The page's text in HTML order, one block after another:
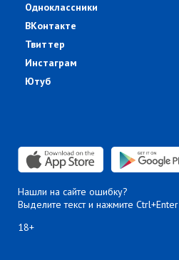
Одноклассники
ВКонтакте
Твиттер
Инстаграм
Ютуб
Нашли на сайте ошибку?
Выделите текст и нажмите Ctrl+Enter
18+